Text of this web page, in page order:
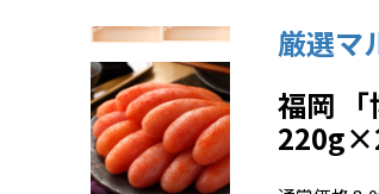
厳選マ
福岡